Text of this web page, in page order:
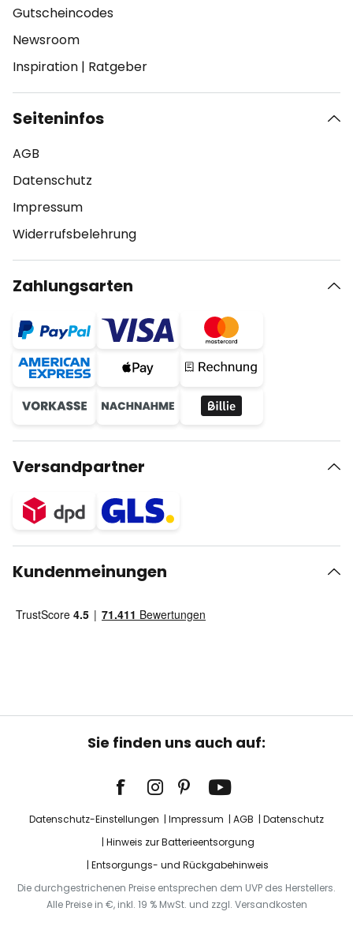
Gutscheincodes
Newsroom
Inspiration | Ratgeber
Seiteninfos
AGB
Datenschutz
Impressum
Widerrufsbelehrung
Zahlungsarten
Versandpartner
Kundenmeinungen
Sie finden uns auch auf:
Datenschutz-Einstellungen Impressum AGB
Datenschutz
Hinweis zur Batterieentsorgung
Entsorgungs- und Rückgabehinweis
Die durchgestrichenen Preise entsprechen dem UVP des Herstellers.
Alle Preise in €, inkl. 19 % MwSt. und zzgl. Versandkosten